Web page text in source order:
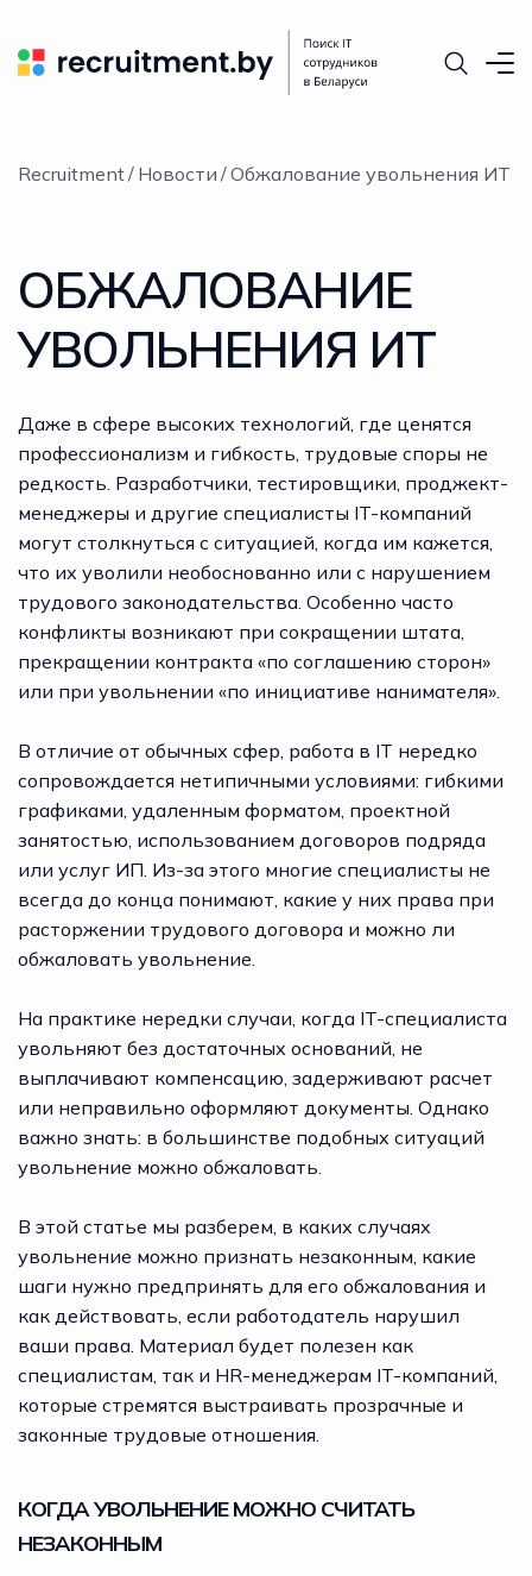
Recruitment Новости Обжалование увольнения ИТ
ОБЖАЛОВАНИЕ
УВОЛЬНЕНИЯ ИТ
Даже в сфере высоких технологий, где ценятся
профессионализм и гибкость, трудовые споры не
редкость. Разработчики, тестировщики, проджект-
менеджеры и другие специалисты IT-компаний
могут столкнуться с ситуацией, когда им кажется,
что их уволили необоснованно или с нарушением
трудового законодательства. Особенно часто
конфликты возникают при сокращении штата,
прекращении контракта «по соглашению сторон»
или при увольнении «по инициативе нанимателя».
В отличие от обычных сфер, работа в IT нередко
сопровождается нетипичными условиями: гибкими
графиками, удаленным форматом, проектной
занятостью, использованием договоров подряда
или услуг ИП. Из-за этого многие специалисты не
всегда до конца понимают, какие у них права при
расторжении трудового договора и можно ли
обжаловать увольнение.
На практике нередки случаи, когда IT-специалиста
увольняют без достаточных оснований, не
выплачивают компенсацию, задерживают расчет
или неправильно оформляют документы. Однако
важно знать: в большинстве подобных ситуаций
увольнение можно обжаловать.
В этой статье мы разберем, в каких случаях
увольнение можно признать незаконным, какие
шаги нужно предпринять для его обжалования и
как действовать, если работодатель нарушил
ваши права. Материал будет полезен как
специалистам, так и HR-менеджерам IT-компаний,
которые стремятся выстраивать прозрачные и
законные трудовые отношения.
КОГДА УВОЛЬНЕНИЕ МОЖНО СЧИТАТЬ
НЕЗАКОННЫМ